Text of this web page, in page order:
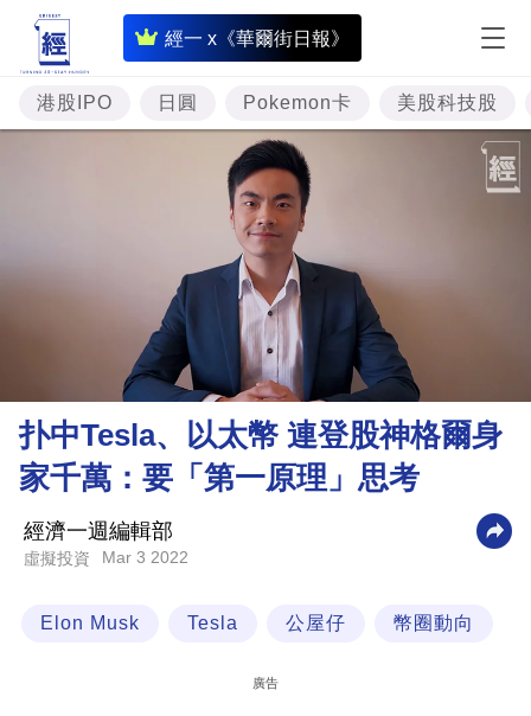
經一 x《華爾街日報》
即
時
財
經
樓
市
理
財
商
業
科
港股IPO 日圓 Pokemon卡 美股科技股
扑中Tesla、以太幣 連登股神格爾身
家千萬：要「第一原理」思考
經濟一週編輯部
虛擬投資 Mar 3 2022
Elon Musk Tesla 公屋仔 幣圈動向
廣告